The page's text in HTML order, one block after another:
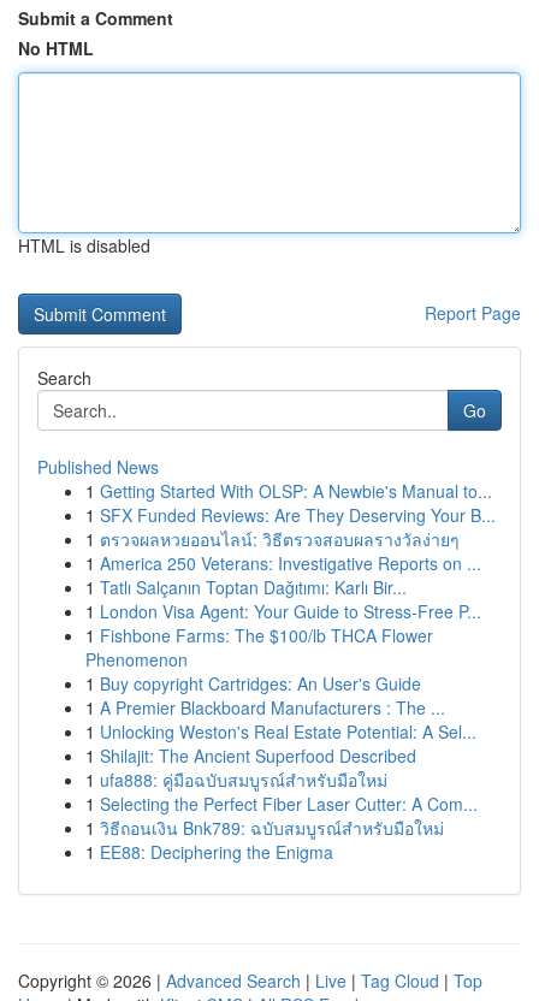
Submit a Comment
No HTML
HTML is disabled
Report Page
Search
Go
Published News
1 Getting Started With OLSP: A Newbie's Manual to...
1 SFX Funded Reviews: Are They Deserving Your B...
1 ตรวจผลหวยออนไลน์: วิธีตรวจสอบผลรางวัลง่ายๆ
1 America 250 Veterans: Investigative Reports on ...
1 Tatlı Salçanın Toptan Dağıtımı: Karlı Bir...
1 London Visa Agent: Your Guide to Stress-Free P...
1 Fishbone Farms: The $100/lb THCA Flower
Phenomenon
1 Buy copyright Cartridges: An User's Guide
1 A Premier Blackboard Manufacturers : The ...
1 Unlocking Weston's Real Estate Potential: A Sel...
1 Shilajit: The Ancient Superfood Described
1 ufa888: คู่มือฉบับสมบูรณ์สำหรับมือใหม่
1 Selecting the Perfect Fiber Laser Cutter: A Com...
1 วิธีถอนเงิน Bnk789: ฉบับสมบูรณ์สำหรับมือใหม่
1 EE88: Deciphering the Enigma
Copyright © 2026 | Advanced Search | Live | Tag Cloud | Top